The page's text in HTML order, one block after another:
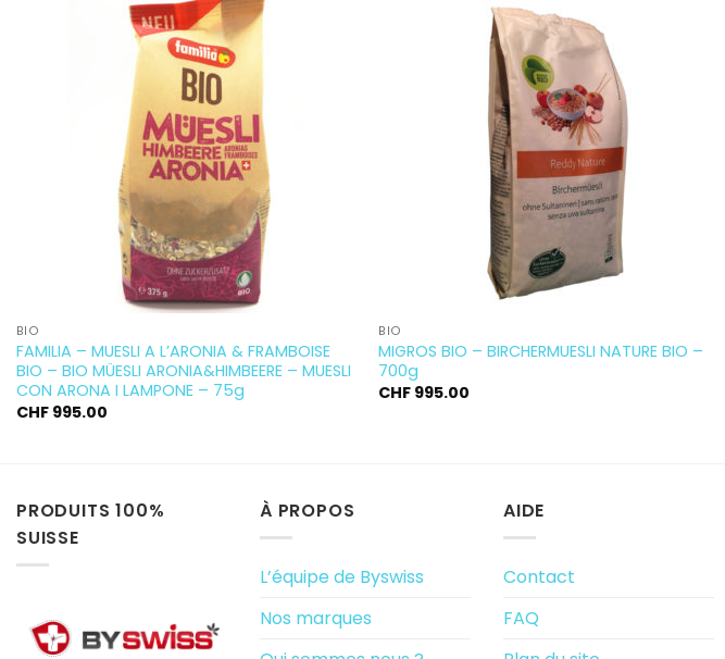
BIO
FAMILIA – MUESLI A L’ARONIA & FRAMBOISE
BIO – BIO MÜESLI ARONIA&HIMBEERE – MUESLI
CON ARONA I LAMPONE – 75g
CHF995.00
BIO
MIGROS BIO – BIRCHERMUESLI NATURE BIO –
700g
CHF 995.00
PRODUITS 100%
SUISSE
À PROPOS
L’équipe de Byswiss
Nos marques
AIDE
Contact
FAQ